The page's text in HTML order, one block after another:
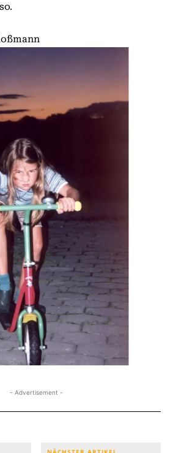
- Advertisement -